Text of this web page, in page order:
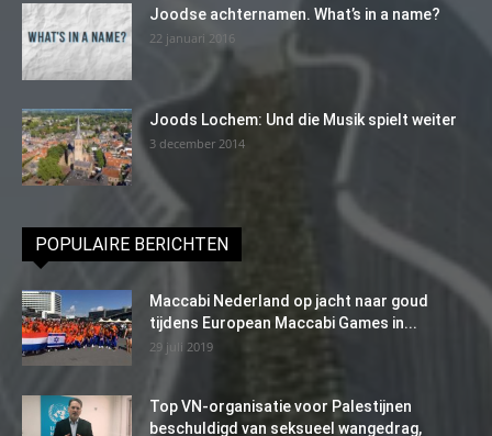
Joodse achternamen. What’s in a name?
22 januari 2016
Joods Lochem: Und die Musik spielt weiter
3 december 2014
POPULAIRE BERICHTEN
Maccabi Nederland op jacht naar goud
tijdens European Maccabi Games in...
29 juli 2019
Top VN-organisatie voor Palestijnen
beschuldigd van seksueel wangedrag,